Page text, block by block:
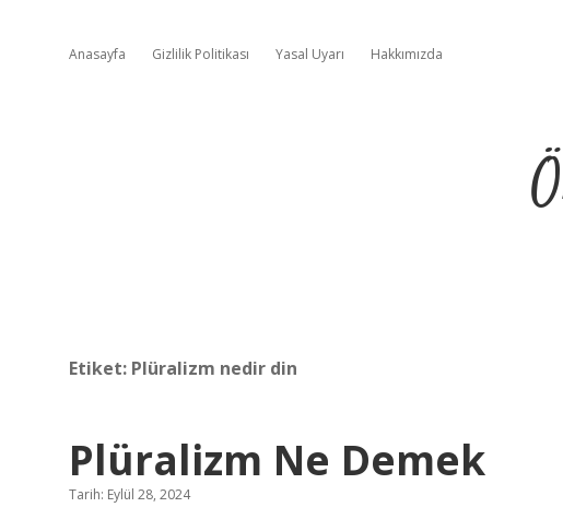
Anasayfa Gizlilik Politikası Yasal Uyarı Hakkımızda
Etiket: Plüralizm nedir din
Plüralizm Ne Demek
Tarih: Eylül 28, 2024